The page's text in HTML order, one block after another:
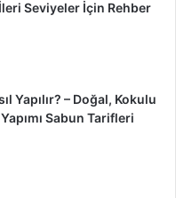
Seviyeler İçin Rehber
Yapılır? – Doğal, Kokulu
Sabun Tarifleri